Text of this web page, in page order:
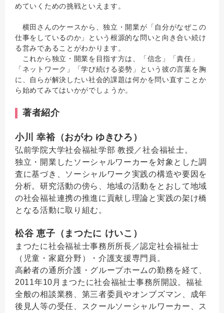
めていくための挑戦といえます。
横田さんのケースから、独立・開業が「自分がなぜこの
仕事をしているのか」という根源的な問いと向き合い続け
る営みであることがわかります。
これから独立・開業を目指す方は、「信念」「責任」
「ネットワーク」「学び続ける姿勢」という彼の言葉を胸
に、自らが解決したい社会的課題は何かを問い直すことか
ら始めてみてはいかがでしょうか。
著者紹介
小川 幸裕（おがわ ゆきひろ）
弘前学院大学社会福祉学部 教授／社会福祉士。
独立・開業したソーシャルワーカーを対象とした調
査に基づき、ソーシャルワーク実践の構造や要因を
分析。研究活動の傍ら、地域の活動をとおして地域
の社会福祉連携の推進に貢献し理論と実践の架け橋
となる活動に取り組む。
松谷 恵子（まつたに けいこ）
まつたに社会福祉士事務所所長／認定社会福祉士
（児童・家庭分野）・介護支援専門員。
高齢者の通所介護・グループホームの勤務を経て、
2011年10月まつたに社会福祉士事務所開設。福祉
全般の相談業務、第三者委員やオンブズマン、成年
後見人等の受任、スクールソーシャルワーカー、ス